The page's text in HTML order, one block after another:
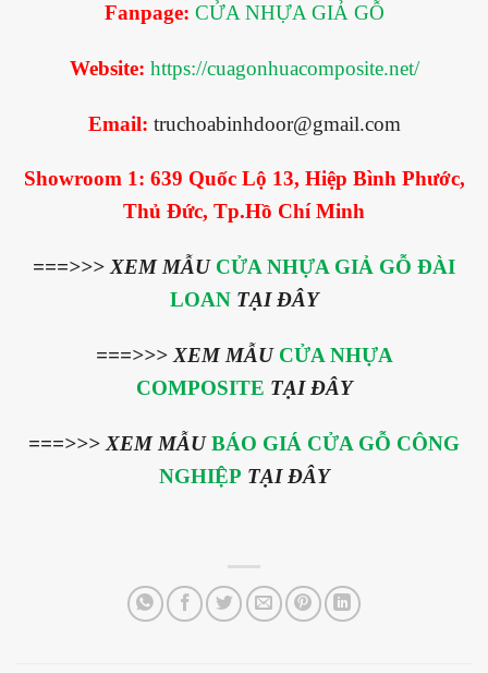
Fanpage: CỬA NHỰA GIẢ GỖ
Website: https://cuagonhuacomposite.net/
Email: truchoabinhdoor@gmail.com
Showroom 1: 639 Quốc Lộ 13, Hiệp Bình Phước,
Thủ Đức, Tp.Hồ Chí Minh
===>>> XEM MẪUCỬA NHỰA GIẢ GỖ ĐÀI
LOAN TẠI ĐÂY
===>>> XEM MẪUCỬA NHỰA
COMPOSITE TẠI ĐÂY
===>>> XEM MẪU BÁO GIÁ CỬA GỖ CÔNG
NGHIỆP TẠI ĐÂY